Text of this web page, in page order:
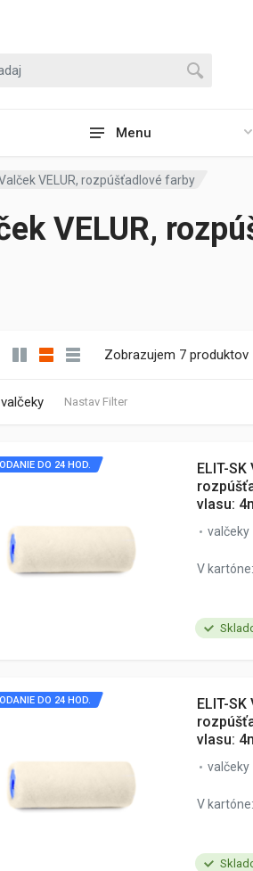
Menu
VELUR, rozpúšťadlové farby
VELUR,
Zobrazujem 7 produktov
valčeky Nastav Filter
DO 24 HOD.
ELIT-SK
vlasu:
valčeky
V
DO 24 HOD.
ELIT-SK
vlasu:
valčeky
V